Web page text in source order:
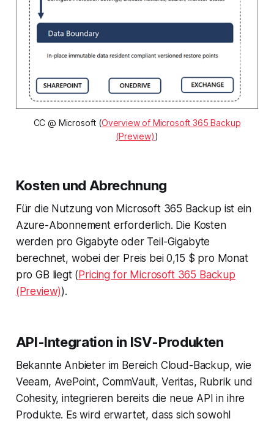
CC @ Microsoft (Overview of Microsoft 365 Backup
(Preview))
Kosten und Abrechnung
Für die Nutzung von Microsoft 365 Backup ist ein
Azure-Abonnement erforderlich. Die Kosten
werden pro Gigabyte oder Teil-Gigabyte
berechnet, wobei der Preis bei 0,15 $ pro Monat
pro GB liegt (Pricing for Microsoft 365 Backup
(Preview)).
API-Integration in ISV-Produkten
Bekannte Anbieter im Bereich Cloud-Backup, wie
Veeam, AvePoint, CommVault, Veritas, Rubrik und
Cohesity, integrieren bereits die neue API in ihre
Produkte. Es wird erwartet, dass sich sowohl